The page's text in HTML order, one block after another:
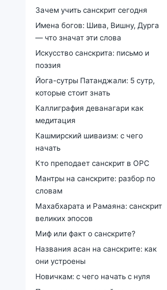
Зачем учить санскрит сегодня
Имена богов: Шива, Вишну, Дурга
— что значат эти слова
Искусство санскрита: письмо и
поэзия
Йога-сутры Патанджали: 5 сутр,
которые стоит знать
Каллиграфия деванагари как
медитация
Кашмирский шиваизм: с чего
начать
Кто преподает санскрит в ОРС
Мантры на санскрите: разбор по
словам
Махабхарата и Рамаяна: санскрит
великих эпосов
Миф или факт о санскрите?
Названия асан на санскрите: как
они устроены
Новичкам: с чего начать с нуля